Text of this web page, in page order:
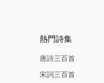
熱門詩集
唐詩三百首
宋詞三百首